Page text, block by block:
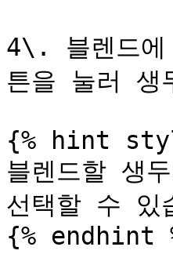
4\. 블렌드에
튼을 눌러 생
{% hint
블렌드할 생
선택할 수 있
{% endhint